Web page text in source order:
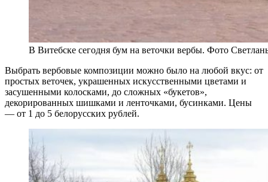
В Витебске сегодня бум на веточки вербы. Фото
Выбрать вербовые композиции можно было на любой вкус: от
простых веточек, украшенных искусственными цветами и
засушенными колосками, до сложных «букетов»,
декорированных шишками и ленточками, бусинками. Цены
— от 1 до 5 белорусских рублей.